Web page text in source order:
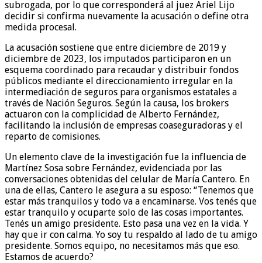
subrogada, por lo que corresponderá al juez Ariel Lijo
decidir si confirma nuevamente la acusación o define otra
medida procesal.
La acusación sostiene que entre diciembre de 2019 y
diciembre de 2023, los imputados participaron en un
esquema coordinado para recaudar y distribuir fondos
públicos mediante el direccionamiento irregular en la
intermediación de seguros para organismos estatales a
través de Nación Seguros. Según la causa, los brokers
actuaron con la complicidad de Alberto Fernández,
facilitando la inclusión de empresas coaseguradoras y el
reparto de comisiones.
Un elemento clave de la investigación fue la influencia de
Martínez Sosa sobre Fernández, evidenciada por las
conversaciones obtenidas del celular de María Cantero. En
una de ellas, Cantero le asegura a su esposo: “Tenemos que
estar más tranquilos y todo va a encaminarse. Vos tenés que
estar tranquilo y ocuparte solo de las cosas importantes.
Tenés un amigo presidente. Esto pasa una vez en la vida. Y
hay que ir con calma. Yo soy tu respaldo al lado de tu amigo
presidente. Somos equipo, no necesitamos más que eso.
Estamos de acuerdo?